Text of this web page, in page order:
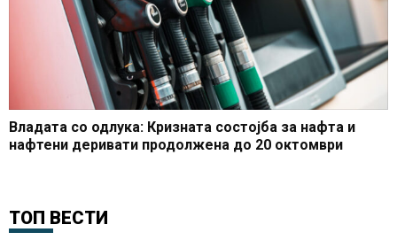
Владата со одлука: Кризната состојба за нафта и
нафтени деривати продолжена до 20 октомври
ТОП ВЕСТИ